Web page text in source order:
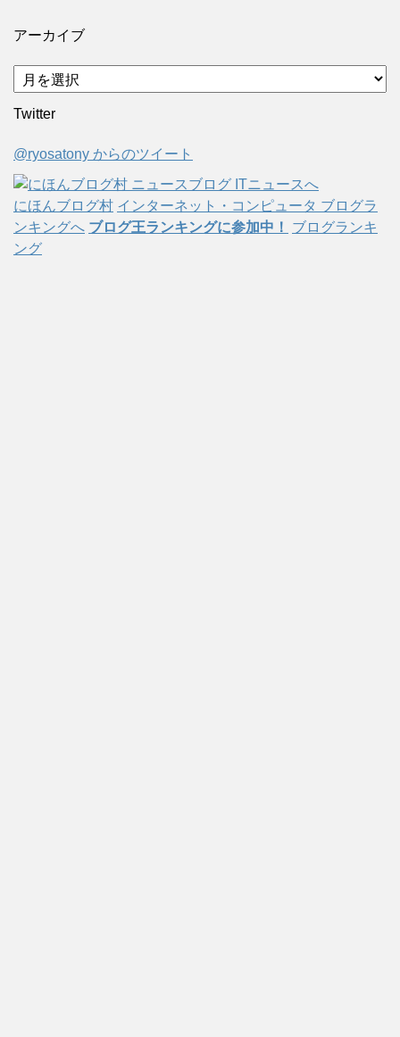
アーカイブ
ア
ー
カ
ブ
Twitter
@ryosatony からのツイート
にほんブログ村 インターネット・コンピュータ ブログラ
ンキングへ ブログ王ランキングに参加中！
ブログランキ
ング